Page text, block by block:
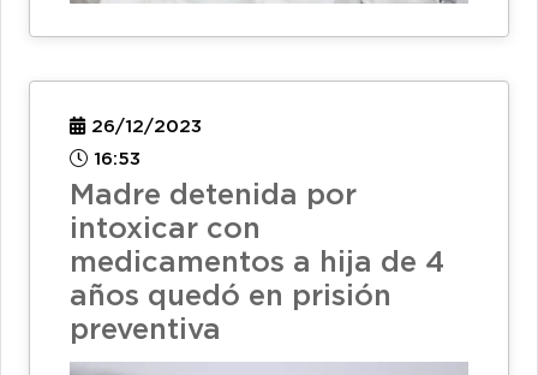
26/12/2023
16:53
Madre detenida por
intoxicar con
medicamentos a hija de 4
años quedó en prisión
preventiva